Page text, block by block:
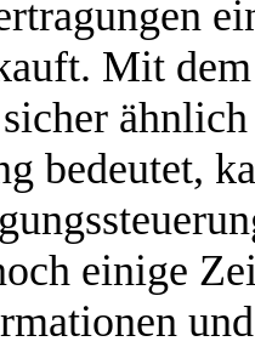
Mit
bedeutet,
einige